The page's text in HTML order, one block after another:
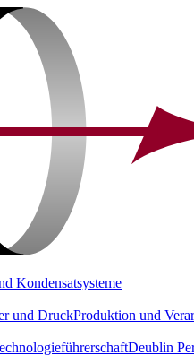
Kondensatsysteme
und DruckProduktion und
Deublin